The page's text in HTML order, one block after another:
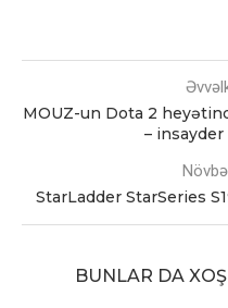
MOUZ-un Dota 2
– insayder
StarLadder StarSeries
BUNLAR DA